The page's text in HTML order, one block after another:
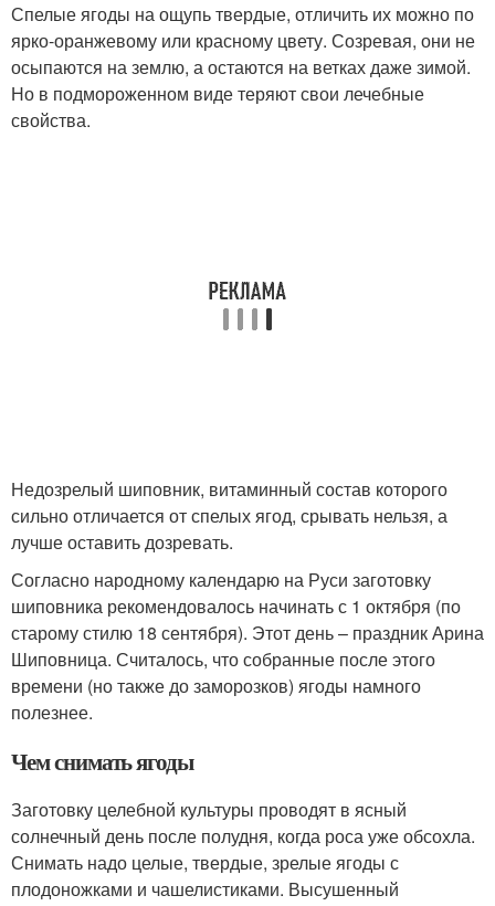
Спелые ягоды на ощупь твердые, отличить их можно по
ярко-оранжевому или красному цвету. Созревая, они не
осыпаются на землю, а остаются на ветках даже зимой.
Но в подмороженном виде теряют свои лечебные
свойства.
Недозрелый шиповник, витаминный состав которого
сильно отличается от спелых ягод, срывать нельзя, а
лучше оставить дозревать.
Согласно народному календарю на Руси заготовку
шиповника рекомендовалось начинать с 1 октября (по
старому стилю 18 сентября). Этот день – праздник Арина
Шиповница. Считалось, что собранные после этого
времени (но также до заморозков) ягоды намного
полезнее.
Чем снимать ягоды
Заготовку целебной культуры проводят в ясный
солнечный день после полудня, когда роса уже обсохла.
Снимать надо целые, твердые, зрелые ягоды с
плодоножками и чашелистиками. Высушенный